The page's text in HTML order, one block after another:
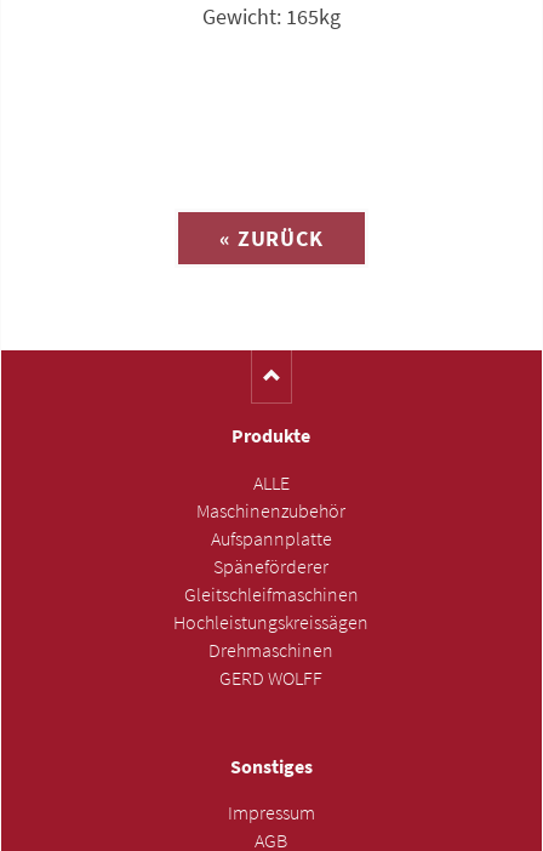
Gewicht: 165kg
« ZURÜCK
Produkte
ALLE
Maschinenzubehör
Aufspannplatte
Späneförderer
Gleitschleifmaschinen
Hochleistungskreissägen
Drehmaschinen
GERD WOLFF
Sonstiges
Impressum
AGB